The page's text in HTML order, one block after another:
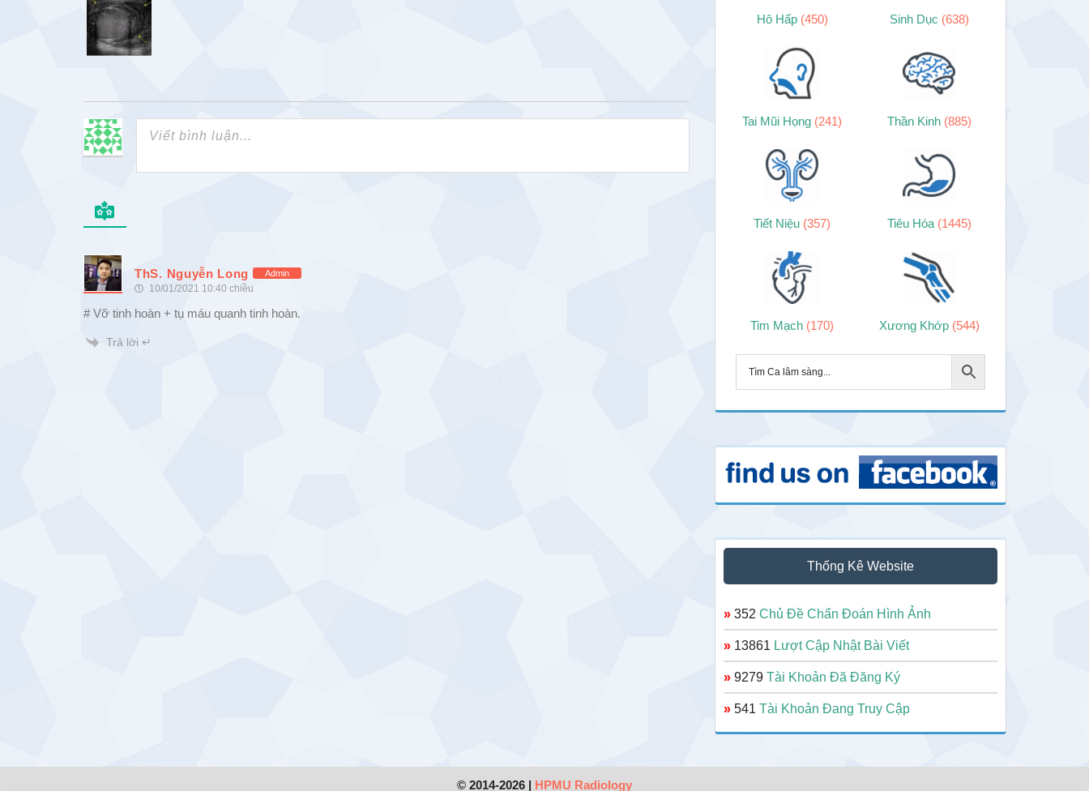
ThS. Nguyễn Long Admin
10/01/2021 10:40 chiều
# Vỡ tinh hoàn + tụ máu quanh tinh hoàn.
Trả lời ↵
Hô Hấp (450) Sinh Dục (638)
Tai Mũi Họng (241) Thần Kinh (885)
Tiết Niệu (357) Tiêu Hóa (1445)
Tim Mạch (170) Xương Khớp (544)
Thống Kê Website
» 352 Chủ Đề Chẩn Đoán Hình Ảnh
» 13861 Lượt Cập Nhật Bài Viết
» 9279 Tài Khoản Đã Đăng Ký
» 541 Tài Khoản Đang Truy Cập
© 2014-2026 | HPMU Radiology